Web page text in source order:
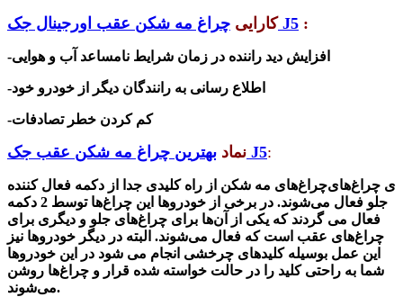
کاراییچراغ مه شکن عقب اورجینال جک J5 :
-اطلاع رسانی به رانندگان دیگر از خودرو خود
-کم کردن خطر تصادفات
نماد بهترین چراغ مه شکن عقب جک J5:
چراغ‌های مه شکن از راه کلیدی جدا از دکمه فعال کننده‎‌ی چراغ‌های
جلو فعال می‌شوند. در برخی از خودرو‌ها این چراغ‌ها توسط 2 دکمه
فعال می گردند که یکی از آن‌ها برای چراغ‌های جلو و دیگری برای
چراغ‌های عقب است که فعال می‌شوند. البته در دیگر خودرو‌ها نیز
این عمل بوسیله کلید‌های چرخشی انجام می شود در این خودرو‌ها
شما به راحتی کلید را در حالت خواسته شده قرار و چراغ‌ها روشن
می‌شوند.